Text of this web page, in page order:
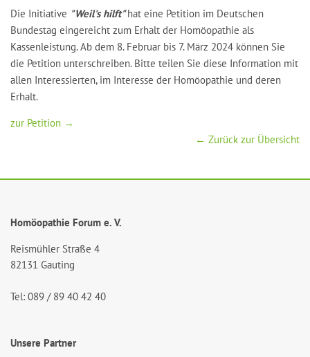
Die Initiative "Weil's hilft"hat eine Petition im Deutschen
Bundestag eingereicht zum Erhalt der Homöopathie als
Kassenleistung. Ab dem 8. Februar bis 7. März 2024 können Sie
die Petition unterschreiben. Bitte teilen Sie diese Information mit
allen Interessierten, im Interesse der Homöopathie und deren
Erhalt.
zur Petition →
← Zurück zur Übersicht
Homöopathie Forum e. V.
Reismühler Straße 4
82131 Gauting
Tel: 089 / 89 40 42 40
Unsere Partner